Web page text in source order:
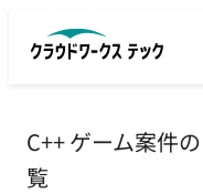
C++ ゲーム案件
覧